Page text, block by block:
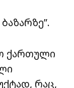
ქართული
რაც,